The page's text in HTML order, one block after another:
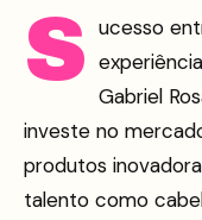
S ucesso
Gabriel
investe no
produtos
talento como